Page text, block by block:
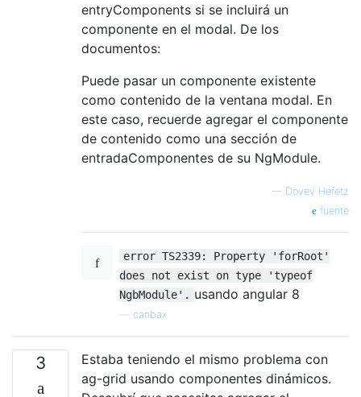
entryComponents si se incluirá un
componente en el modal. De los
documentos:
Puede pasar un componente existente
como contenido de la ventana modal. En
este caso, recuerde agregar el componente
de contenido como una sección de
entradaComponentes de su NgModule.
— Dovev Hefetz
fuente
error TS2339: Property 'forRoot'
does not exist on type 'typeof
NgbModule'. usando angular 8
canbax
3
Estaba teniendo el mismo problema con
ag-grid usando componentes dinámicos.